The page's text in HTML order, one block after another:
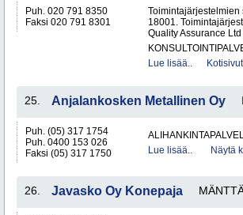
Puh. 020 791 8350
Faksi 020 791 8301
Toimintajärjestelmien
18001.
Quality Assurance
Lue lisää..
Kotisivut
25. Anjalankosken Metallinen Oy
Puh. (05) 317 1754
Puh. 0400 153 026
Faksi (05) 317 1750
Lue lisää..
Näytä
26. Javasko Oy Konepaja